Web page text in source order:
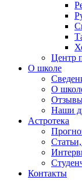
Центр
О школе
О
Наши
Астротека
Контакты